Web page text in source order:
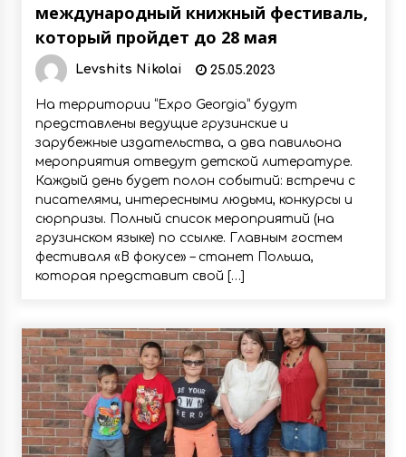
международный книжный фестиваль,
который пройдет до 28 мая
Levshits Nikolai 25.05.2023
На территории “Expo Georgia” будут
представлены ведущие грузинские и
зарубежные издательства, а два павильона
мероприятия отведут детской литературе.
Каждый день будет полон событий: встречи с
писателями, интересными людьми, конкурсы и
сюрпризы. Полный список мероприятий (на
грузинском языке) по ссылке. Главным гостем
фестиваля «В фокусе» – станет Польша,
которая представит свой […]